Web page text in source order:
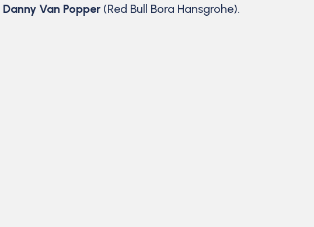
Danny Van Popper (Red Bull Bora Hansgrohe).